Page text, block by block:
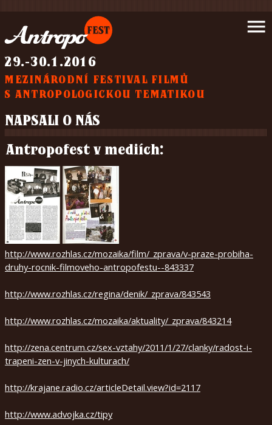
29.-30.1.2016
MEZINÁRODNÍ FESTIVAL FILMŮ
S ANTROPOLOGICKOU TEMATIKOU
menu
Úvod
Novinky
Program
Filmy
Podpořte
nás
Partneři
Napsali
o
Galerie
Kontakt
O
nás
čeština
english
2020
2019
2018
2017
2016
NAPSALI O NÁS
Antropofest v mediích:
http://www.rozhlas.cz/mozaika/film/_zprava/v-praze-probiha-
druhy-rocnik-filmoveho-antropofestu--843337
http://www.rozhlas.cz/regina/denik/_zprava/843543
http://www.rozhlas.cz/mozaika/aktuality/_zprava/843214
http://zena.centrum.cz/sex-vztahy/2011/1/27/clanky/radost-i-
trapeni-zen-v-jinych-kulturach/
http://krajane.radio.cz/articleDetail.view?id=2117
http://www.advojka.cz/tipy